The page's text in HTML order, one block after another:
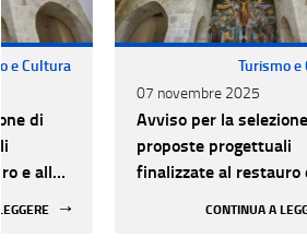
e Cultura
di
e alla
Turismo
07 novembre 2025
Avviso per la
proposte progettuali
finalizzate al restauro
CONTINUA A